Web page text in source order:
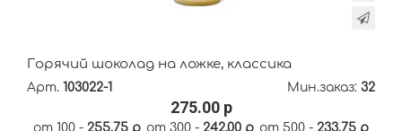
Горячий шоколад на ложке, классика
Арт. 103022-1 Мин.заказ: 32
275.00 р
от 100 - 255.75 р от 300 - 242.00 р от 500 - 233.75 р